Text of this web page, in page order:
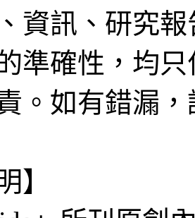
資訊、研究
準確性，均
。如有錯漏
】